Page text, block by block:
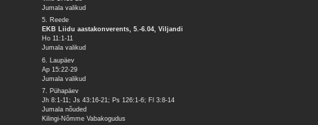
Jumala valikud
5. Reede
EKB Liidu aastakonverents, 5.-6.04, Viljandi
Ho 11:1-11
Jumala valikud
6. Laupäev
Ap 15:22-29
Jumala valikud
7. Pühapäev
Jh 8:1-11; Js 43:16-21; Ps 126:1-6; Fl 3:8-14
Jumala nõuded
Kilingi-Nõmme Vabakogudus